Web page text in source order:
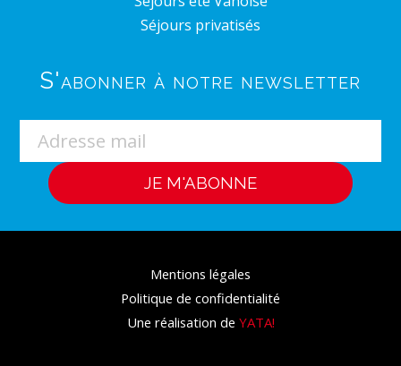
Séjours privatisés
S'abonner à notre newsletter
Mentions légales
Politique de confidentialité
Une réalisation de YATA!